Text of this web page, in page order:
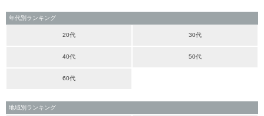
年代別ランキング
20代 30代
40代 50代
60代
地域別ランキング